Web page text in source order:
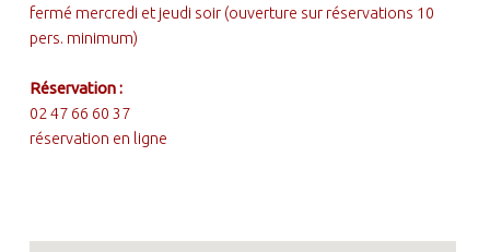
fermé mercredi et jeudi soir (ouverture sur réservations 10
pers. minimum)
Réservation :
02 47 66 60 37
réservation en ligne